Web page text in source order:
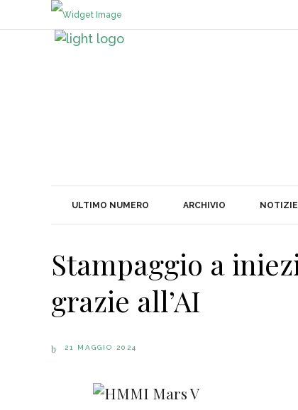
ULTIMO NUMERO ARCHIVIO NOTIZIE
Stampaggio a
grazie all’AI
21 MAGGIO 2024